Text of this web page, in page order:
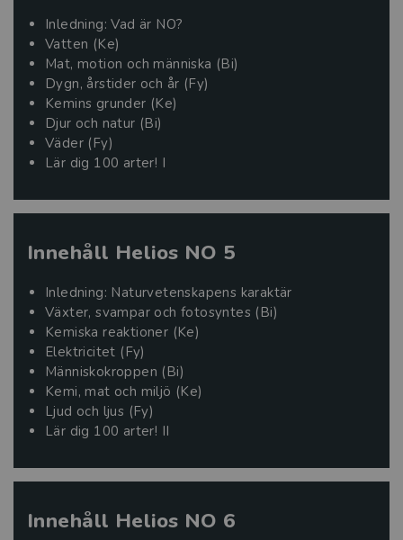
Inledning: Vad är NO?
Vatten (Ke)
Mat, motion och människa (Bi)
Dygn, årstider och år (Fy)
Kemins grunder (Ke)
Djur och natur (Bi)
Väder (Fy)
Lär dig 100 arter! I
Innehåll Helios NO 5
Inledning: Naturvetenskapens karaktär
Växter, svampar och fotosyntes (Bi)
Kemiska reaktioner (Ke)
Elektricitet (Fy)
Människokroppen (Bi)
Kemi, mat och miljö (Ke)
Ljud och ljus (Fy)
Lär dig 100 arter! II
Innehåll Helios NO 6